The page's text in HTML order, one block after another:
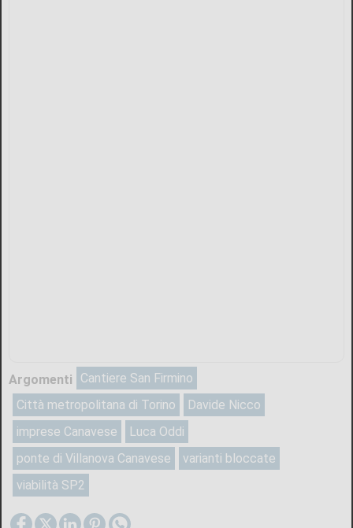
Argomenti
Cantiere San Firmino
Città metropolitana di Torino
Davide Nicco
imprese Canavese
Luca Oddi
ponte di Villanova Canavese
varianti bloccate
viabilità SP2